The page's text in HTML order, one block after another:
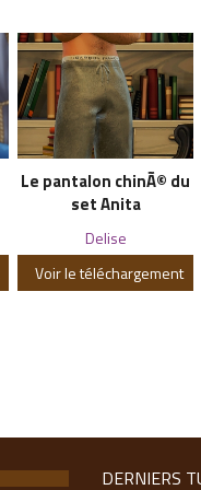
Le pantalon chinÃ© du
set Anita
Delise
Voir le téléchargement
DERNIERS